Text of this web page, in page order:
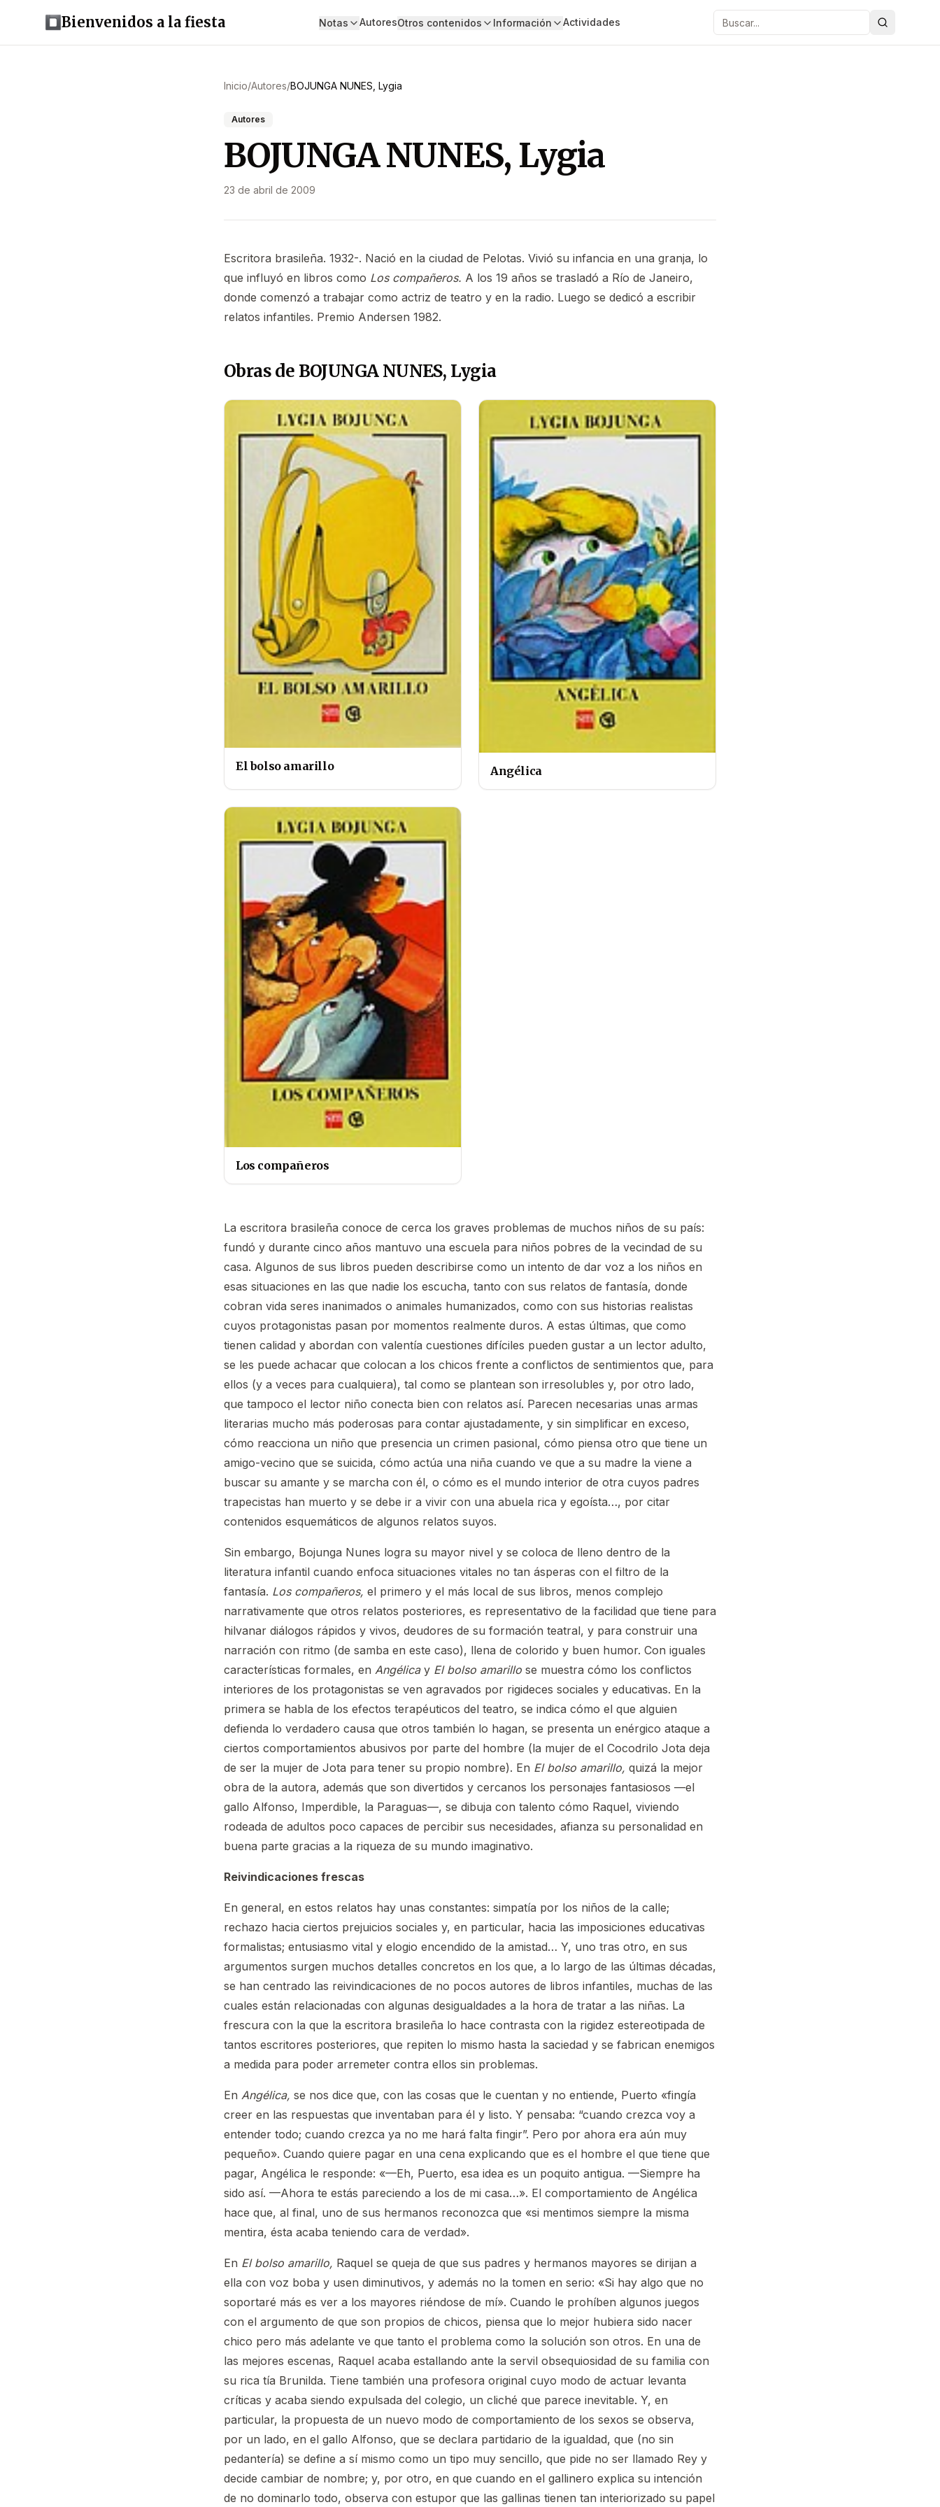
Bienvenidos a la fiesta Notas AutoresOtros contenidos Información Actividades Buscar
Inicio/Autores/BOJUNGA NUNES, Lygia
Autores
BOJUNGA NUNES, Lygia
23 de abril de 2009
Escritora brasileña. 1932-. Nació en la ciudad de Pelotas. Vivió su infancia en una granja, lo
que influyó en libros como Los compañeros. A los 19 años se trasladó a Río de Janeiro,
donde comenzó a trabajar como actriz de teatro y en la radio. Luego se dedicó a escribir
relatos infantiles. Premio Andersen 1982.
Obras de BOJUNGA NUNES, Lygia
El bolso amarillo Angélica
Los compañeros
La escritora brasileña conoce de cerca los graves problemas de muchos niños de su país:
fundó y durante cinco años mantuvo una escuela para niños pobres de la vecindad de su
casa. Algunos de sus libros pueden describirse como un intento de dar voz a los niños en
esas situaciones en las que nadie los escucha, tanto con sus relatos de fantasía, donde
cobran vida seres inanimados o animales humanizados, como con sus historias realistas
cuyos protagonistas pasan por momentos realmente duros. A estas últimas, que como
tienen calidad y abordan con valentía cuestiones difíciles pueden gustar a un lector adulto,
se les puede achacar que colocan a los chicos frente a conflictos de sentimientos que, para
ellos (y a veces para cualquiera), tal como se plantean son irresolubles y, por otro lado,
que tampoco el lector niño conecta bien con relatos así. Parecen necesarias unas armas
literarias mucho más poderosas para contar ajustadamente, y sin simplificar en exceso,
cómo reacciona un niño que presencia un crimen pasional, cómo piensa otro que tiene un
amigo-vecino que se suicida, cómo actúa una niña cuando ve que a su madre la viene a
buscar su amante y se marcha con él, o cómo es el mundo interior de otra cuyos padres
trapecistas han muerto y se debe ir a vivir con una abuela rica y egoísta…, por citar
contenidos esquemáticos de algunos relatos suyos.
Sin embargo, Bojunga Nunes logra su mayor nivel y se coloca de lleno dentro de la
literatura infantil cuando enfoca situaciones vitales no tan ásperas con el filtro de la
fantasía. Los compañeros, el primero y el más local de sus libros, menos complejo
narrativamente que otros relatos posteriores, es representativo de la facilidad que tiene para
hilvanar diálogos rápidos y vivos, deudores de su formación teatral, y para construir una
narración con ritmo (de samba en este caso), llena de colorido y buen humor. Con iguales
características formales, en Angélica y El bolso amarillo se muestra cómo los conflictos
interiores de los protagonistas se ven agravados por rigideces sociales y educativas. En la
primera se habla de los efectos terapéuticos del teatro, se indica cómo el que alguien
defienda lo verdadero causa que otros también lo hagan, se presenta un enérgico ataque a
ciertos comportamientos abusivos por parte del hombre (la mujer de el Cocodrilo Jota deja
de ser la mujer de Jota para tener su propio nombre). En El bolso amarillo, quizá la mejor
obra de la autora, además que son divertidos y cercanos los personajes fantasiosos —el
gallo Alfonso, Imperdible, la Paraguas—, se dibuja con talento cómo Raquel, viviendo
rodeada de adultos poco capaces de percibir sus necesidades, afianza su personalidad en
buena parte gracias a la riqueza de su mundo imaginativo.
Reivindicaciones frescas
En general, en estos relatos hay unas constantes: simpatía por los niños de la calle;
rechazo hacia ciertos prejuicios sociales y, en particular, hacia las imposiciones educativas
formalistas; entusiasmo vital y elogio encendido de la amistad… Y, uno tras otro, en sus
argumentos surgen muchos detalles concretos en los que, a lo largo de las últimas décadas,
se han centrado las reivindicaciones de no pocos autores de libros infantiles, muchas de las
cuales están relacionadas con algunas desigualdades a la hora de tratar a las niñas. La
frescura con la que la escritora brasileña lo hace contrasta con la rigidez estereotipada de
tantos escritores posteriores, que repiten lo mismo hasta la saciedad y se fabrican enemigos
a medida para poder arremeter contra ellos sin problemas.
En Angélica, se nos dice que, con las cosas que le cuentan y no entiende, Puerto «fingía
creer en las respuestas que inventaban para él y listo. Y pensaba: “cuando crezca voy a
entender todo; cuando crezca ya no me hará falta fingir”. Pero por ahora era aún muy
pequeño». Cuando quiere pagar en una cena explicando que es el hombre el que tiene que
pagar, Angélica le responde: «—Eh, Puerto, esa idea es un poquito antigua. —Siempre ha
sido así. —Ahora te estás pareciendo a los de mi casa…». El comportamiento de Angélica
hace que, al final, uno de sus hermanos reconozca que «si mentimos siempre la misma
mentira, ésta acaba teniendo cara de verdad».
En El bolso amarillo, Raquel se queja de que sus padres y hermanos mayores se dirijan a
ella con voz boba y usen diminutivos, y además no la tomen en serio: «Si hay algo que no
soportaré más es ver a los mayores riéndose de mí». Cuando le prohíben algunos juegos
con el argumento de que son propios de chicos, piensa que lo mejor hubiera sido nacer
chico pero más adelante ve que tanto el problema como la solución son otros. En una de
las mejores escenas, Raquel acaba estallando ante la servil obsequiosidad de su familia con
su rica tía Brunilda. Tiene también una profesora original cuyo modo de actuar levanta
críticas y acaba siendo expulsada del colegio, un cliché que parece inevitable. Y, en
particular, la propuesta de un nuevo modo de comportamiento de los sexos se observa,
por un lado, en el gallo Alfonso, que se declara partidario de la igualdad, que (no sin
pedantería) se define a sí mismo como un tipo muy sencillo, que pide no ser llamado Rey y
decide cambiar de nombre; y, por otro, en que cuando en el gallinero explica su intención
de no dominarlo todo, observa con estupor que las gallinas tienen tan interiorizado su papel